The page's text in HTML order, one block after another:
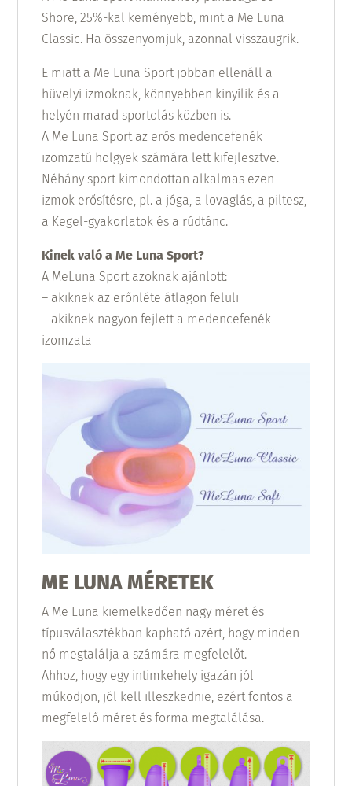
Shore, 25%-kal keményebb, mint a Me Luna
Classic. Ha összenyomjuk, azonnal visszaugrik.
E miatt a Me Luna Sport jobban ellenáll a
hüvelyi izmoknak, könnyebben kinyílik és a
helyén marad sportolás közben is.
A Me Luna Sport az erős medencefenék
izomzatú hölgyek számára lett kifejlesztve.
Néhány sport kimondottan alkalmas ezen
izmok erősítésre, pl. a jóga, a lovaglás, a piltesz,
a Kegel-gyakorlatok és a rúdtánc.
Kinek való a Me Luna Sport?
A MeLuna Sport azoknak ajánlott:
– akiknek az erőnléte átlagon felüli
– akiknek nagyon fejlett a medencefenék
izomzata
ME LUNA MÉRETEK
A Me Luna kiemelkedően nagy méret és
típusválasztékban kapható azért, hogy minden
nő megtalálja a számára megfelelőt.
Ahhoz, hogy egy intimkehely igazán jól
működjön, jól kell illeszkednie, ezért fontos a
megfelelő méret és forma megtalálása.